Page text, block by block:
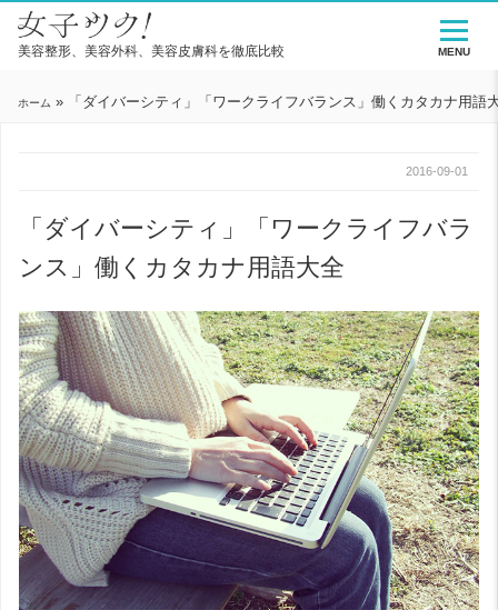
美容整形、美容外科、美容皮膚科を徹底比較
ホーム » 「ダイバーシティ」「ワークライフバランス」働くカタカナ用語
2016-09-01
「ダイバーシティ」「ワークライフバラ
ンス」働くカタカナ用語大全
MENU